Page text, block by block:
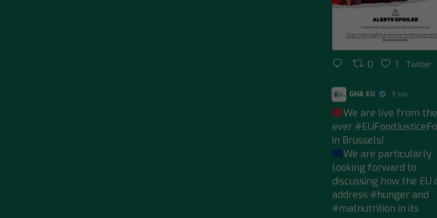
0 1 Twitter
;
GHA EU 9 Juin
We are live from
ever
in Brussels!
We are particularly
looking forward to
discussing how the EU
address #hungerand
#malnutrition in its